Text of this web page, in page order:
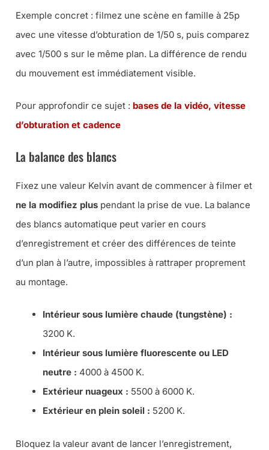
Exemple concret : filmez une scène en famille à 25p
avec une vitesse d’obturation de 1/50 s, puis comparez
avec 1/500 s sur le même plan. La différence de rendu
du mouvement est immédiatement visible.
Pour approfondir ce sujet : bases de la vidéo, vitesse
d’obturation et cadence
La balance des blancs
Fixez une valeur Kelvin avant de commencer à filmer et
ne la modifiez plus pendant la prise de vue. La balance
des blancs automatique peut varier en cours
d’enregistrement et créer des différences de teinte
d’un plan à l’autre, impossibles à rattraper proprement
au montage.
Intérieur sous lumière chaude (tungstène) :
3200 K.
Intérieur sous lumière fluorescente ou LED
neutre : 4000 à 4500 K.
Extérieur nuageux : 5500 à 6000 K.
Extérieur en plein soleil : 5200 K.
Bloquez la valeur avant de lancer l’enregistrement,